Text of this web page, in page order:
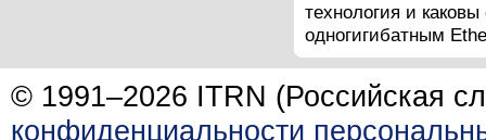
технология и
одногигибатным
© 1991–2026 ITRN (Российская
конфиденциальности